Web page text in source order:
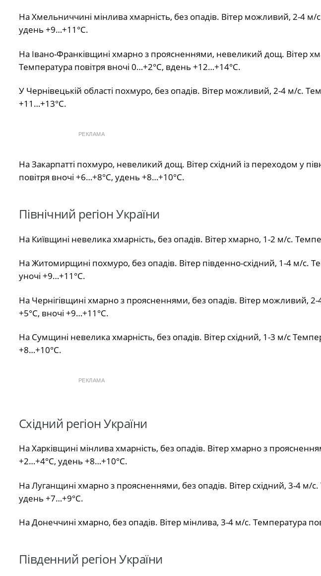
На Хмельниччині мінлива хмарність, без опадів. Вітер можливий, 2-4 м/
удень +9…+11°С.
На Івано-Франківщині хмарно з проясненнями, невеликий дощ. Вітер
Температура повітря вночі 0…+2°С, вдень +12…+14°С.
У Чернівецькій області похмуро, без опадів. Вітер можливий, 2-4 м/с.
+11…+13°С.
РЕКЛАМА
На Закарпатті похмуро, невеликий дощ. Вітер східний із переходом у
повітря вночі +6…+8°С, удень +8…+10°С.
Північний регіон України
На Київщині невелика хмарність, без опадів. Вітер хмарно, 1-2 м/с.
На Житомирщині похмуро, без опадів. Вітер південно-східний, 1-4 м/с.
уночі +9…+11°С.
На Чернігівщині хмарно з проясненнями, без опадів. Вітер можливий,
+5°С, вночі +9…+11°С.
На Сумщині невелика хмарність, без опадів. Вітер східний, 1-3 м/с
+8…+10°С.
РЕКЛАМА
Східний регіон України
На Харківщині мінлива хмарність, без опадів. Вітер хмарно з
+2…+4°С, удень +8…+10°С.
На Луганщині хмарно з проясненнями, без опадів. Вітер східний, 3-4 м/
удень +7…+9°С.
На Донеччині хмарно, без опадів. Вітер мінлива, 3-4 м/с. Температура
Південний регіон України